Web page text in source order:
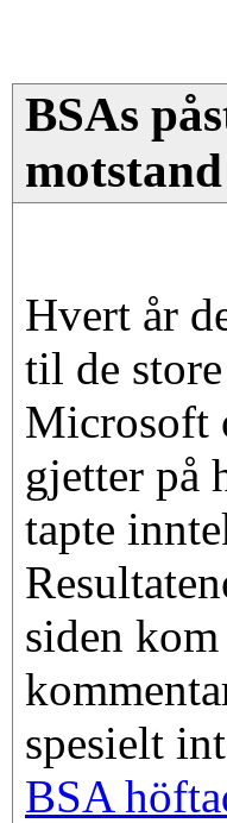
BSAs
motstand
Hvert år
til de
Microsoft
gjetter på
tapte
siden kom
spesielt
BSA